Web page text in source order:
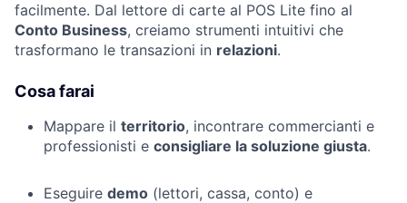
facilmente. Dal lettore di carte al POS Lite fino al
Conto Business, creiamo strumenti intuitivi che
trasformano le transazioni in relazioni.
Cosa farai
Mappare il territorio, incontrare commercianti e
professionisti e consigliare la soluzione giusta.
Eseguire demo (lettori, cassa, conto) e